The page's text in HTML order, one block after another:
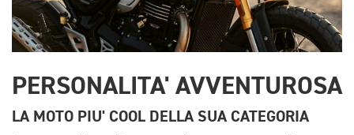
PERSONALITA' AVVENTUROSA
LA MOTO PIU' COOL DELLA SUA CATEGORIA